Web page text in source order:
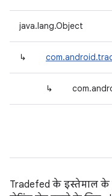
java.lang.Object
↳
↳
Tradefed के इस्तेमाल के